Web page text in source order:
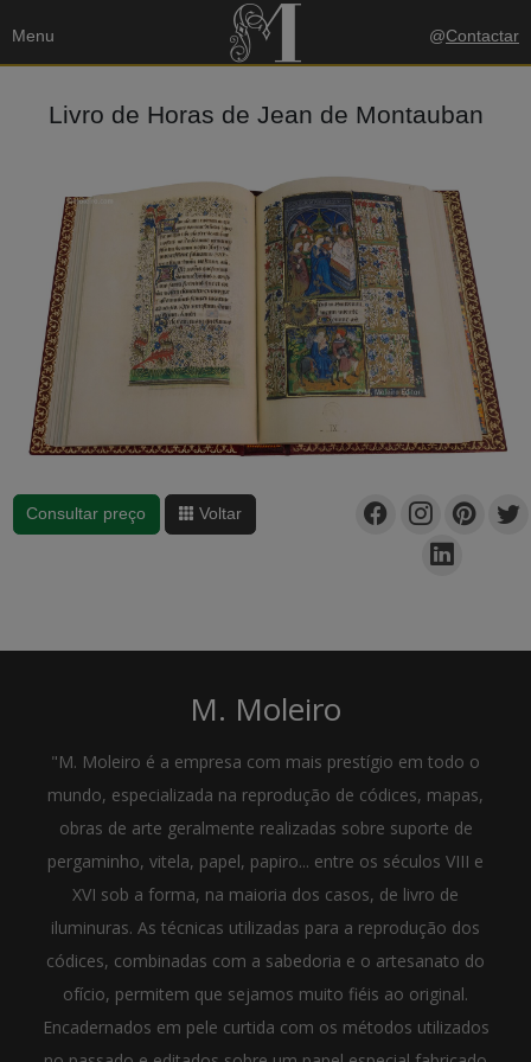
Menu @Contactar
Livro de Horas de Jean de Montauban
Consultar preço Voltar
M. Moleiro
"M. Moleiro é a empresa com mais prestígio em todo o
mundo, especializada na reprodução de códices, mapas,
obras de arte geralmente realizadas sobre suporte de
pergaminho, vitela, papel, papiro... entre os séculos VIII e
XVI sob a forma, na maioria dos casos, de livro de
iluminuras. As técnicas utilizadas para a reprodução dos
códices, combinadas com a sabedoria e o artesanato do
ofício, permitem que sejamos muito fiéis ao original.
Encadernados em pele curtida com os métodos utilizados